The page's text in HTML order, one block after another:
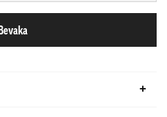
Bevaka